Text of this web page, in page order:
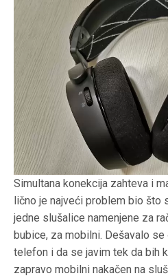
Simultana konekcija zahteva i
lično je najveći problem bio što
jedne slušalice namenjene za
bubice, za mobilni. Dešavalo
telefon i da se javim tek da bih
zapravo mobilni nakačen na